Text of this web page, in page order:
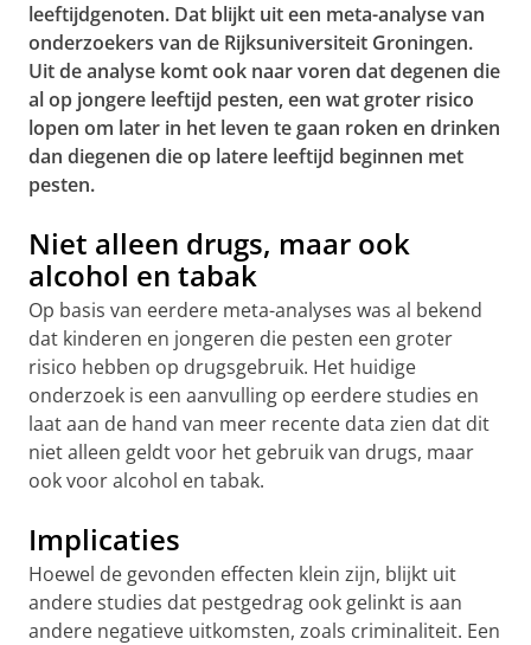
leeftijdgenoten. Dat blijkt uit een meta-analyse van
onderzoekers van de Rijksuniversiteit Groningen.
Uit de analyse komt ook naar voren dat degenen die
al op jongere leeftijd pesten, een wat groter risico
lopen om later in het leven te gaan roken en drinken
dan diegenen die op latere leeftijd beginnen met
pesten.
Niet alleen drugs, maar ook
alcohol en tabak
Op basis van eerdere meta-analyses was al bekend
dat kinderen en jongeren die pesten een groter
risico hebben op drugsgebruik. Het huidige
onderzoek is een aanvulling op eerdere studies en
laat aan de hand van meer recente data zien dat dit
niet alleen geldt voor het gebruik van drugs, maar
ook voor alcohol en tabak.
Implicaties
Hoewel de gevonden effecten klein zijn, blijkt uit
andere studies dat pestgedrag ook gelinkt is aan
andere negatieve uitkomsten, zoals criminaliteit. Een